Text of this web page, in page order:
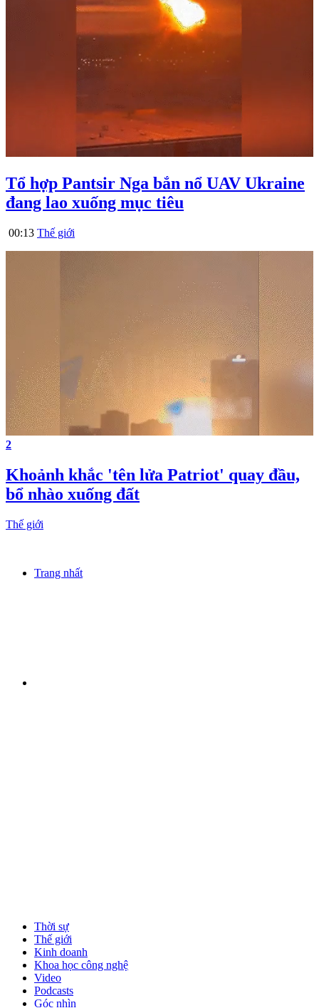
Tổ hợp Pantsir Nga bắn nổ UAV Ukraine
đang lao xuống mục tiêu
00:13 Thế giới
2
Khoảnh khắc 'tên lửa Patriot' quay đầu,
bổ nhào xuống đất
Thế giới
Trang nhất
Thời sự
Thế giới
Kinh doanh
Khoa học công nghệ
Video
Podcasts
Góc nhìn